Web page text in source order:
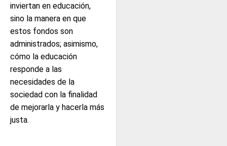
inviertan en educación,
sino la manera en que
estos fondos son
administrados; asimismo,
cómo la educación
responde a las
necesidades de la
sociedad con la finalidad
de mejorarla y hacerla más
justa.